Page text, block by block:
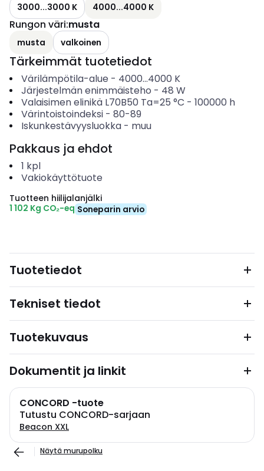
3000...3000 K 4000...4000 K
Rungon väri:musta
musta valkoinen
Tärkeimmät tuotetiedot
Värilämpötila-alue - 4000...4000 K
Järjestelmän enimmäisteho - 48 W
Valaisimen elinikä L70B50 Ta=25 °C - 100000 h
Värintoistoindeksi- 80-89
Iskunkestävyysluokka- muu
Pakkaus ja ehdot
1 kpl
Vakiokäyttötuote
Tuotteen hiilijalanjälki
1 102 Kg CO₂-eq Soneparin arvio
Tuotetiedot
Tekniset tiedot
Tuotekuvaus
Dokumentit ja linkit
CONCORD -tuote
Tutustu CONCORD-sarjaan
Beacon XXL
Näytä murupolku